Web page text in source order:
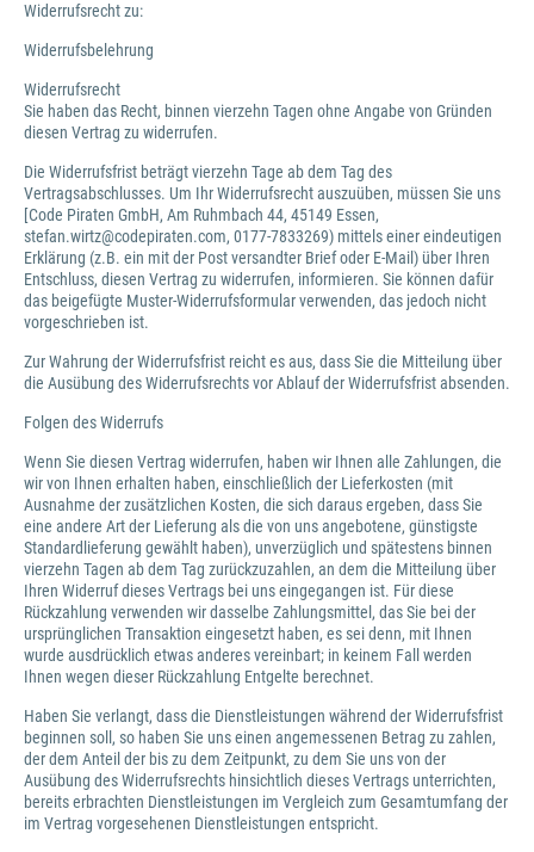
Widerrufsrecht zu:
Widerrufsbelehrung
Widerrufsrecht
Sie haben das Recht, binnen vierzehn Tagen ohne Angabe von Gründen
diesen Vertrag zu widerrufen.
Die Widerrufsfrist beträgt vierzehn Tage ab dem Tag des
Vertragsabschlusses. Um Ihr Widerrufsrecht auszuüben, müssen Sie uns
[Code Piraten GmbH, Am Ruhmbach 44, 45149 Essen,
stefan.wirtz@codepiraten.com, 0177-7833269) mittels einer eindeutigen
Erklärung (z.B. ein mit der Post versandter Brief oder E-Mail) über Ihren
Entschluss, diesen Vertrag zu widerrufen, informieren. Sie können dafür
das beigefügte Muster-Widerrufsformular verwenden, das jedoch nicht
vorgeschrieben ist.
Zur Wahrung der Widerrufsfrist reicht es aus, dass Sie die Mitteilung über
die Ausübung des Widerrufsrechts vor Ablauf der Widerrufsfrist absenden.
Folgen des Widerrufs
Wenn Sie diesen Vertrag widerrufen, haben wir Ihnen alle Zahlungen, die
wir von Ihnen erhalten haben, einschließlich der Lieferkosten (mit
Ausnahme der zusätzlichen Kosten, die sich daraus ergeben, dass Sie
eine andere Art der Lieferung als die von uns angebotene, günstigste
Standardlieferung gewählt haben), unverzüglich und spätestens binnen
vierzehn Tagen ab dem Tag zurückzuzahlen, an dem die Mitteilung über
Ihren Widerruf dieses Vertrags bei uns eingegangen ist. Für diese
Rückzahlung verwenden wir dasselbe Zahlungsmittel, das Sie bei der
ursprünglichen Transaktion eingesetzt haben, es sei denn, mit Ihnen
wurde ausdrücklich etwas anderes vereinbart; in keinem Fall werden
Ihnen wegen dieser Rückzahlung Entgelte berechnet.
Haben Sie verlangt, dass die Dienstleistungen während der Widerrufsfrist
beginnen soll, so haben Sie uns einen angemessenen Betrag zu zahlen,
der dem Anteil der bis zu dem Zeitpunkt, zu dem Sie uns von der
Ausübung des Widerrufsrechts hinsichtlich dieses Vertrags unterrichten,
bereits erbrachten Dienstleistungen im Vergleich zum Gesamtumfang der
im Vertrag vorgesehenen Dienstleistungen entspricht.